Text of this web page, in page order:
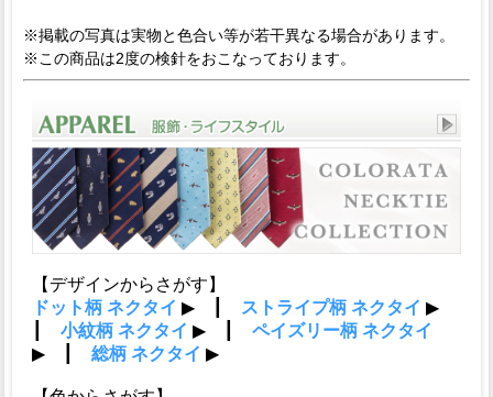
※掲載の写真は実物と色合い等が若干異なる場合があります。
※この商品は2度の検針をおこなっております。